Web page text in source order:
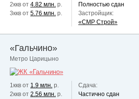
2ккв от 4.82 млн. р.
3ккв от 5.76 млн. р.
Полностью сдан
Застройщик:
«СМР Строй»
«Гальчино»
Метро Царицыно
1ккв от 1.9 млн. р.
2ккв от 2.56 млн. р.
Сдача:
Частично сдан